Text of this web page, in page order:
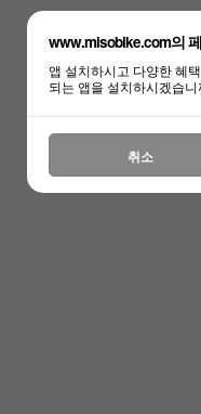
www.misobike.com의
앱 설치하시고 다양한 혜
되는 앱을 설치하시겠습니
취소